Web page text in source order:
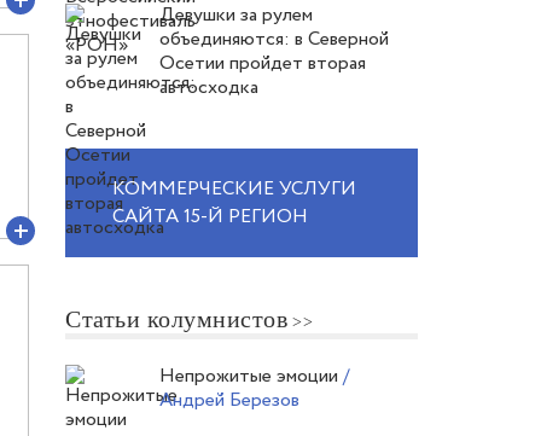
Девушки за рулем
объединяются: в Северной
Осетии пройдет вторая
автосходка
КОММЕРЧЕСКИЕ УСЛУГИ
САЙТА 15-Й РЕГИОН
Статьи колумнистов
Непрожитые эмоции/
Андрей Березов